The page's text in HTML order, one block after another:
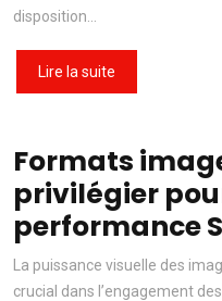
disposition…
Lire la suite
Formats
privilégier
performance
La puissance visuelle des
crucial dans l’engagement